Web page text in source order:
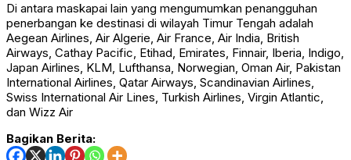
Di antara maskapai lain yang mengumumkan penangguhan
penerbangan ke destinasi di wilayah Timur Tengah adalah
Aegean Airlines, Air Algerie, Air France, Air India, British
Airways, Cathay Pacific, Etihad, Emirates, Finnair, Iberia, Indigo,
Japan Airlines, KLM, Lufthansa, Norwegian, Oman Air, Pakistan
International Airlines, Qatar Airways, Scandinavian Airlines,
Swiss International Air Lines, Turkish Airlines, Virgin Atlantic,
dan Wizz Air
Bagikan Berita: